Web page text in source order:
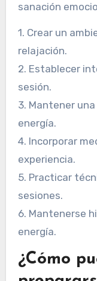
sanación
1. Crear un
relajación.
2. Establecer
sesión.
3. Mantener
energía.
4. Incorporar
experiencia.
5. Practicar
sesiones.
6. Mantenerse
energía.
¿Cómo